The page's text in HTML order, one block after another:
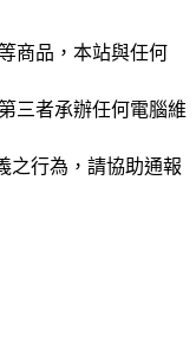
商品，本站與任何
三者承辦任何電腦維
之行為，請協助通報